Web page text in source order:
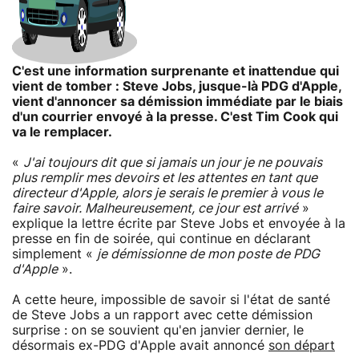
C'est une information surprenante et inattendue qui
vient de tomber : Steve Jobs, jusque-là PDG d'Apple,
vient d'annoncer sa démission immédiate par le biais
d'un courrier envoyé à la presse. C'est Tim Cook qui
va le remplacer.
« J'ai toujours dit que si jamais un jour je ne pouvais
plus remplir mes devoirs et les attentes en tant que
directeur d'Apple, alors je serais le premier à vous le
faire savoir. Malheureusement, ce jour est arrivé»
explique la lettre écrite par Steve Jobs et envoyée à la
presse en fin de soirée, qui continue en déclarant
simplement « je démissionne de mon poste de PDG
d'Apple».
A cette heure, impossible de savoir si l'état de santé
de Steve Jobs a un rapport avec cette démission
surprise : on se souvient qu'en janvier dernier, le
désormais ex-PDG d'Apple avait annoncé son départ